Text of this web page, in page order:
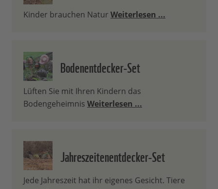
Kinder brauchen Natur Weiterlesen ...
Bodenentdecker-Set
Lüften Sie mit Ihren Kindern das
Bodengeheimnis Weiterlesen ...
Jahreszeitenentdecker-Set
Jede Jahreszeit hat ihr eigenes Gesicht. Tiere